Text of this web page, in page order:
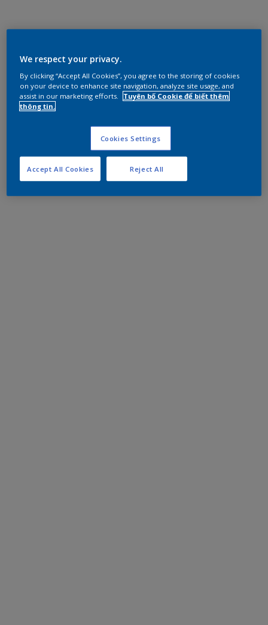
We respect your privacy.
By clicking “Accept All Cookies”, you agree to the storing of cookies
on your device to enhance site navigation, analyze site usage, and
assist in our marketing efforts.
Tuyên bố Cookie để biết thêm
thông tin.
Cookies Settings
Reject All
Accept All Cookies